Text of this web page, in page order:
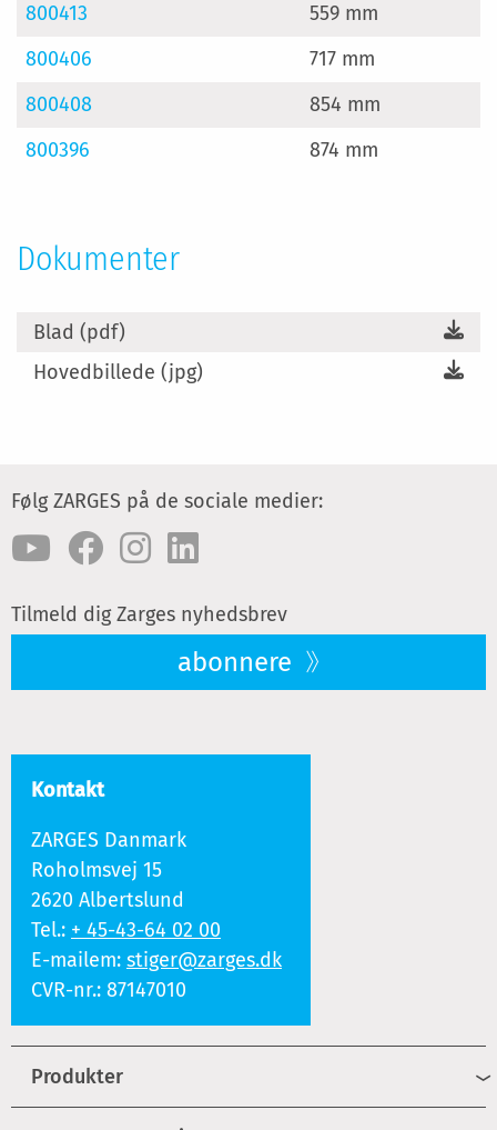
800413
559 mm
800406
717 mm
800408
854 mm
800396
874 mm
Dokumenter
Blad (pdf)
Hovedbillede (jpg)
Følg ZARGES på de sociale medier:
Tilmeld dig Zarges nyhedsbrev
abonnere
Kontakt
ZARGES Danmark
Roholmsvej 15
2620 Albertslund
Tel.: + 45-43-64 02 00
E-mailem: stiger@zarges.dk
CVR-nr.: 87147010
Produkter